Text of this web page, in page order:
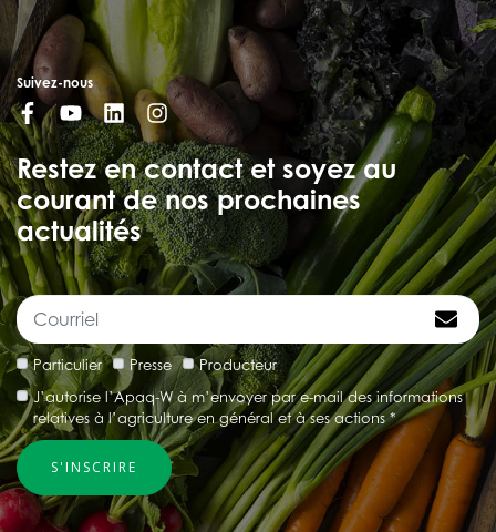
Restez en contact et soyez au
courant de nos prochaines
actualités
Suivez-nous
Particulier Presse
Producteur
J’autorise l’Apaq-W à m’envoyer par e-mail des informations
relatives à l’agriculture en général et à ses actions *